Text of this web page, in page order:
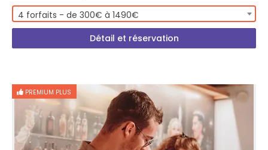
4 forfaits - de 300€ à 1490€
Détail et réservation
PREMIUM PLUS